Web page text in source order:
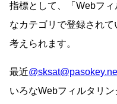
指標として、「Webフ
なカテゴリで登録され
考えられます。
最近
いろなWebフィルタリ